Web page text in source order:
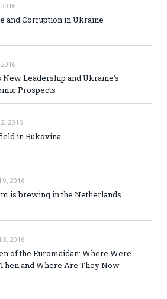
2016
and Corruption in Ukraine
New Leadership and Ukraine’s
Prospects
2016
in Bukovina
9, 2016
is brewing in the Netherlands
3, 2016
of the Euromaidan: Where Were
and Where Are They Now